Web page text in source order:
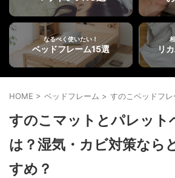
なるべく使いたい！
ベッドフレーム15選 リ
HOME > ベッドフレーム > すのこベッドフレ
すのこマットとパレット
は？湿気・カビ対策なら
すめ？